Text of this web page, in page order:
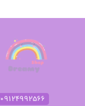
۰۹۱۲۴۹۹۲۵۶۶